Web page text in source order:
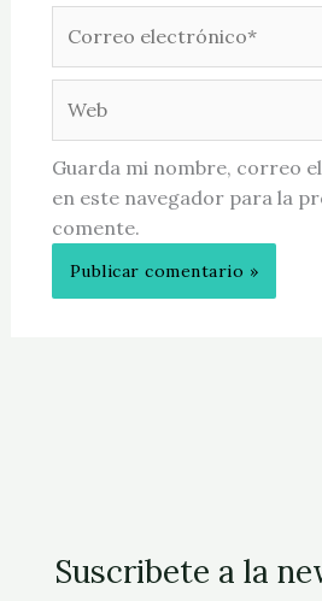
electrónico*
Guarda mi nombre, correo
en este navegador para la
comente.
Suscribete a la